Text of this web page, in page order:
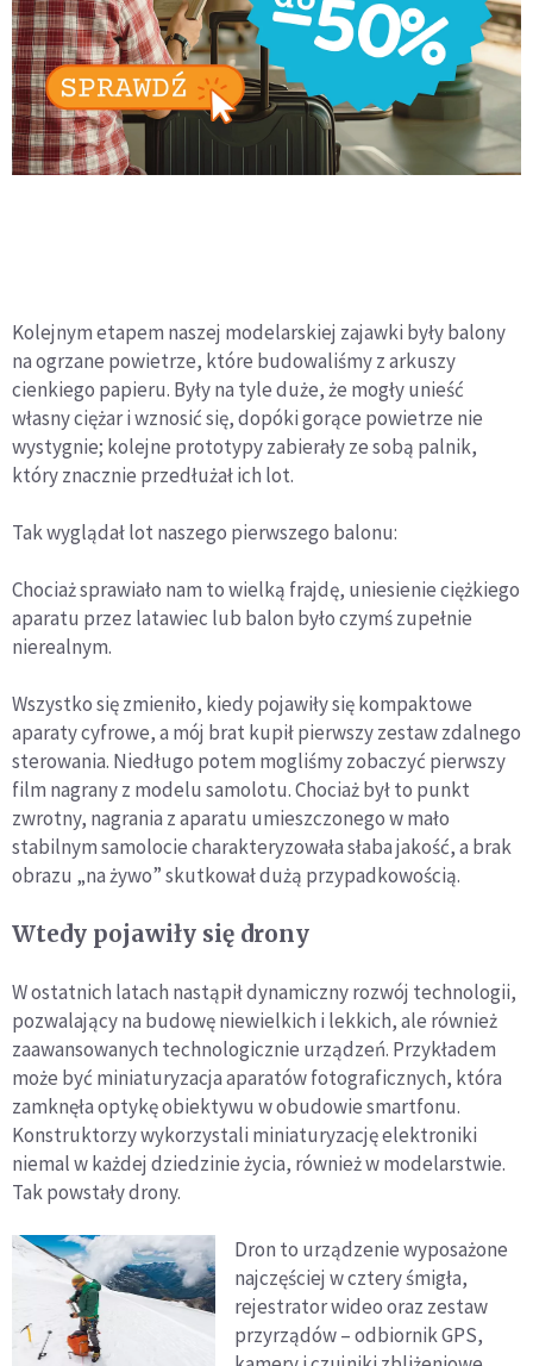
Kolejnym etapem naszej modelarskiej zajawki były balony
na ogrzane powietrze, które budowaliśmy z arkuszy
cienkiego papieru. Były na tyle duże, że mogły unieść
własny ciężar i wznosić się, dopóki gorące powietrze nie
wystygnie; kolejne prototypy zabierały ze sobą palnik,
który znacznie przedłużał ich lot.
Tak wyglądał lot naszego pierwszego balonu:
Chociaż sprawiało nam to wielką frajdę, uniesienie ciężkiego
aparatu przez latawiec lub balon było czymś zupełnie
nierealnym.
Wszystko się zmieniło, kiedy pojawiły się kompaktowe
aparaty cyfrowe, a mój brat kupił pierwszy zestaw zdalnego
sterowania. Niedługo potem mogliśmy zobaczyć pierwszy
film nagrany z modelu samolotu. Chociaż był to punkt
zwrotny, nagrania z aparatu umieszczonego w mało
stabilnym samolocie charakteryzowała słaba jakość, a brak
obrazu „na żywo” skutkował dużą przypadkowością.
Wtedy pojawiły się drony
W ostatnich latach nastąpił dynamiczny rozwój technologii,
pozwalający na budowę niewielkich i lekkich, ale również
zaawansowanych technologicznie urządzeń. Przykładem
może być miniaturyzacja aparatów fotograficznych, która
zamknęła optykę obiektywu w obudowie smartfonu.
Konstruktorzy wykorzystali miniaturyzację elektroniki
niemal w każdej dziedzinie życia, również w modelarstwie.
Tak powstały drony.
Dron to urządzenie wyposażone
najczęściej w cztery śmigła,
rejestrator wideo oraz zestaw
przyrządów – odbiornik GPS,